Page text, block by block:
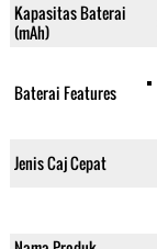
Kapasitas Baterai
(mAh)
Baterai Features
Jenis Caj Cepat